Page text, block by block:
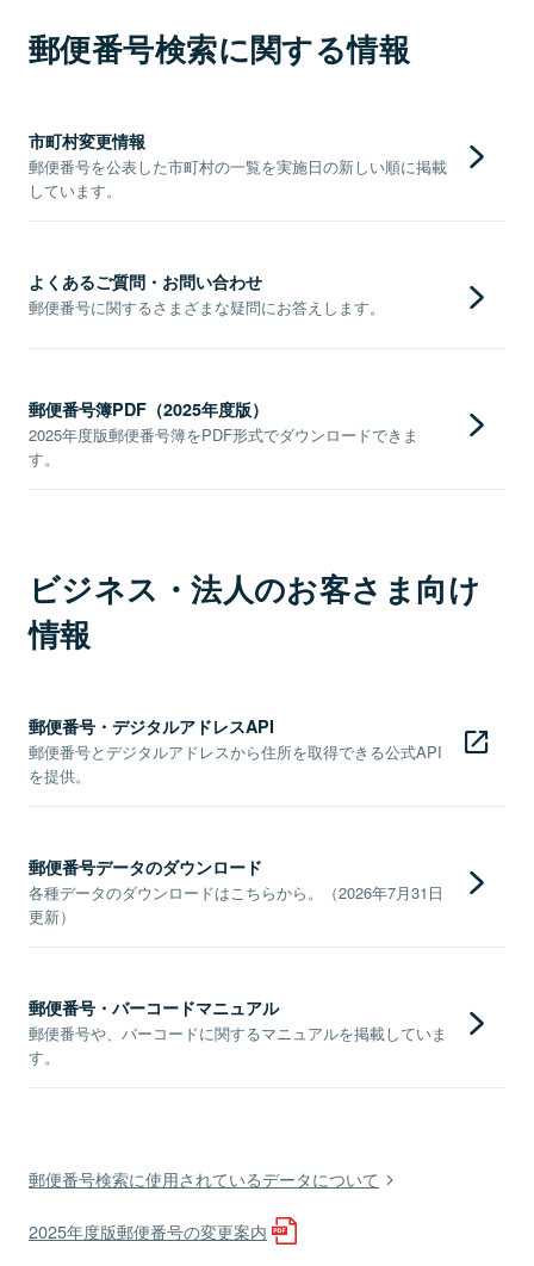
郵便番号検索に関する情報
市町村変更情報
郵便番号を公表した市町村の一覧を実施日の新しい順に掲載
しています。
よくあるご質問・お問い合わせ
郵便番号に関するさまざまな疑問にお答えします。
郵便番号簿PDF（2025年度版）
2025年度版郵便番号簿をPDF形式でダウンロードできま
す。
ビジネス・法人のお客さま向け
情報
郵便番号・デジタルアドレスAPI
郵便番号とデジタルアドレスから住所を取得できる公式API
を提供。
郵便番号データのダウンロード
各種データのダウンロードはこちらから。（2026年7月31日
更新）
郵便番号・バーコードマニュアル
郵便番号や、バーコードに関するマニュアルを掲載していま
す。
郵便番号検索に使用されているデータについて
2025年度版郵便番号の変更案内